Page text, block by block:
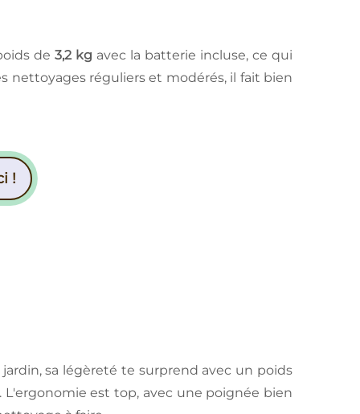
de 3,2 kg avec la batterie incluse, ce qui
nettoyages réguliers et modérés, il fait bien
!
sa légèreté te surprend avec un poids
est top, avec une poignée bien